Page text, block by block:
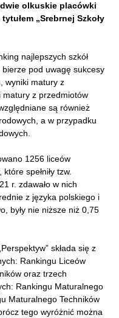
olkuskie placówki
„Srebrnej Szkoły
najlepszych szkół
pod uwagę sukcesy
wyniki matury z
matury z przedmiotów
są również
a w przypadku
1256 liceów
spełniły tzw.
r. zdawało w nich
z języka polskiego i
były nie niższe niż 0,75
składa się z
Rankingu Liceów
oraz trzech
Rankingu Maturalnego
Maturalnego Techników
tego wyróżnić można